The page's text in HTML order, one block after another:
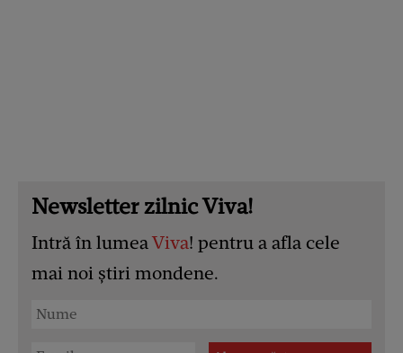
Newsletter zilnic Viva!
Intră în lumeaViva! pentru a afla cele
mai noi știri mondene.